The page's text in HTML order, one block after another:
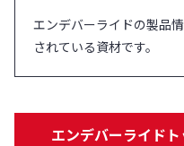
エンデバーライドの製品
されている資材です。
エンデバーライド